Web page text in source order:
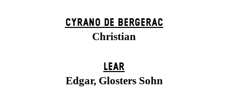
CYRANO DE BERGERAC
Christian
LEAR
Edgar, Glosters Sohn